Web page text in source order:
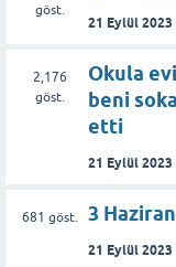
göst.
21 Eylül 2023
2,176
göst.
Okula
beni
etti
21 Eylül 2023
681 göst. 3
21 Eylül 2023